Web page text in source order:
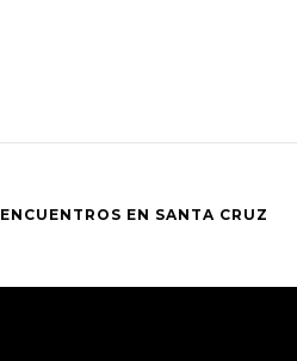
ENCUENTROS EN SANTA CRUZ